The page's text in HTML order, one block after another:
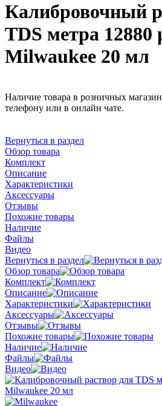
Калибровочный
TDS метра 12880
Milwaukee 20 мл
Наличие товара в розничных
телефону или в онлайн чате.
Вернуться в раздел
Обзор товара
Комплект
Описание
Характеристики
Аксессуары
Отзывы
Похожие товары
Наличие
Файлы
Видео
Вернуться в раздел
Обзор товара
Комплект
Описание
Характеристики
Аксессуары
Отзывы
Похожие товары
Наличие
Файлы
Видео